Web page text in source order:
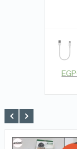
EGP